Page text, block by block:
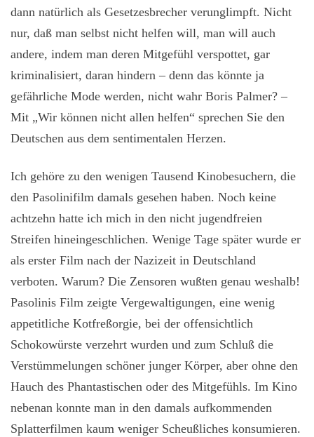
dann natürlich als Gesetzesbrecher verunglimpft. Nicht
nur, daß man selbst nicht helfen will, man will auch
andere, indem man deren Mitgefühl verspottet, gar
kriminalisiert, daran hindern – denn das könnte ja
gefährliche Mode werden, nicht wahr Boris Palmer? –
Mit „Wir können nicht allen helfen“ sprechen Sie den
Deutschen aus dem sentimentalen Herzen.
Ich gehöre zu den wenigen Tausend Kinobesuchern, die
den Pasolinifilm damals gesehen haben. Noch keine
achtzehn hatte ich mich in den nicht jugendfreien
Streifen hineingeschlichen. Wenige Tage später wurde er
als erster Film nach der Nazizeit in Deutschland
verboten. Warum? Die Zensoren wußten genau weshalb!
Pasolinis Film zeigte Vergewaltigungen, eine wenig
appetitliche Kotfreßorgie, bei der offensichtlich
Schokowürste verzehrt wurden und zum Schluß die
Verstümmelungen schöner junger Körper, aber ohne den
Hauch des Phantastischen oder des Mitgefühls. Im Kino
nebenan konnte man in den damals aufkommenden
Splatterfilmen kaum weniger Scheußliches konsumieren.